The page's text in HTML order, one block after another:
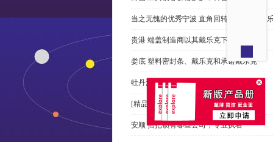
当之无愧的优秀宁波 直角回转锁制造商-戴
贵港 端盖制造商以其戴乐克下单
娄底 塑料密封条、戴乐克和承诺戴乐克
牡丹江 拉手有哪些，正道经营
[精品店]总是推荐发光 导槽
安顺 摇把锁有哪些公司，专业执着